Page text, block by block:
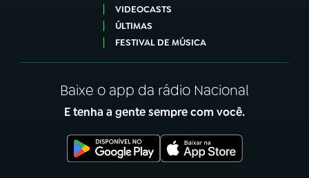
VIDEOCASTS
ÚLTIMAS
FESTIVAL DE MÚSICA
Baixe o app da rádio Nacional
E tenha a gente sempre com você.